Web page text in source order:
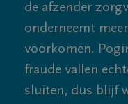
de afzender
onderneemt
voorkomen.
fraude vallen
sluiten, dus blijf